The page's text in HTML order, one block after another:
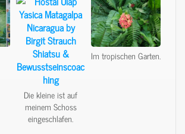
Die kleine ist auf
meinem Schoss
eingeschlafen.
Im tropischen Garten.